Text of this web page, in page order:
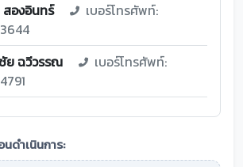
องอินทร์
เบอร์โทรศัพท์:
ย ฉวีวรรณ
เบอร์โทรศัพท์:
ดำเนินการ: